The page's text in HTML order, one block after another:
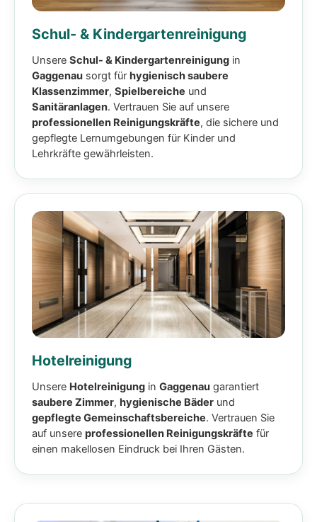
Schul- & Kindergartenreinigung
Unsere Schul- & Kindergartenreinigung in
Gaggenau sorgt für hygienisch saubere
Klassenzimmer, Spielbereiche und
Sanitäranlagen. Vertrauen Sie auf unsere
professionellen Reinigungskräfte, die sichere und
gepflegte Lernumgebungen für Kinder und
Lehrkräfte gewährleisten.
Hotelreinigung
Unsere Hotelreinigung in Gaggenau garantiert
saubere Zimmer, hygienische Bäder und
gepflegte Gemeinschaftsbereiche. Vertrauen Sie
auf unsere professionellen Reinigungskräfte für
einen makellosen Eindruck bei Ihren Gästen.